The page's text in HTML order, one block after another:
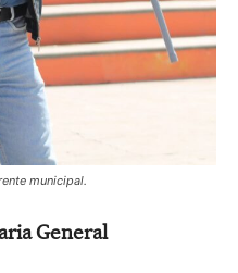
municipal.
General